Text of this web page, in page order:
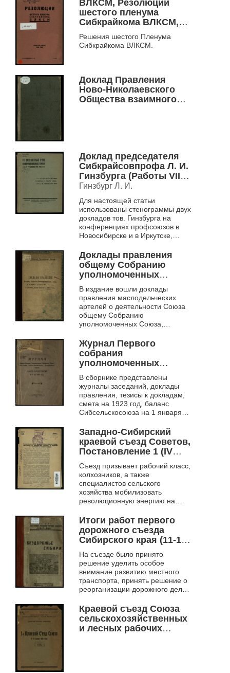
ВЛКСМ, Резолюции
шестого пленума
Сибкрайкома ВЛКСМ,
февраль месяц, 1930
год
Решения шестого Пленума
Сибкрайкома ВЛКСМ.
Доклад Правления
Ново-Николаевского
Общества взаимного
деятельности и
операциях Общества с
20-го октября 1910 года
(день открытия) по 1-е
января 1912 года
Доклад председателя
Сибкрайсовпрофа Л. И.
Гинзбурга (Работы VII
съезда)
Гинзбург Л. И.
Для настоящей статьи
использованы стенограммы двух
докладов тов. Гинзбурга на
конференциях профсоюзов в
Новосибирске и в Иркутске,
докладчиком.
Доклады правления
общему Собранию
уполномоченных
Союза, 27-31 марта, 1-5
апреля 1918 г. ст. стиля
о деятельности Союза
за 1917 г.
В издание вошли доклады
правления маслодельческих
артелей о деятельности Союза
общему Собранию
уполномоченных Союза,
и 1-5 апреля 1918 года.
Журнал Первого
собрания
уполномоченных
Сибирского областного
союза
сельскохозяйственных
кооперативных союзов
"Сибсельскосоюза" 6-
В сборнике представлены
журналы заседаний, доклады
правления, тезисы к докладам,
смета на 1923 год, баланс
Сибсельскосоюза на 1 января
Западно-Сибирский
краевой съезд Советов,
Постановление 1 (IV
Краевого Съезда
Советов Западной
Сибири по докладу тов.
Ялухина "О весенней
с.-х. кампании и
Съезд призывает рабочий класс,
колхозников, а также
специалистов сельского
хозяйства мобилизовать
революционную энергию на
весенней сельскохозяйственной
кампании.
Итоги работ первого
дорожного съезда
Сибирского края (11-15
февраля 1929 года)
На съезде было принято
решение уделить особое
внимание развитию местного
транспорта, принять решение о
реорганизации дорожного дела,
общественность,
заинтересованные орг...
Краевой съезд Союза
сельскохозяйственных
и лесных рабочих